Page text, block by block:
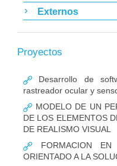
Externos
Proyectos
Desarrollo de
rastreador ocular y
MODELO DE UN
DE LOS ELEMENTOS
DE REALISMO VISUAL
FORMACION EN
ORIENTADO A LA